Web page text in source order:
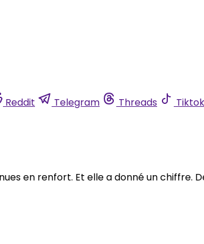
Reddit Telegram Threads Tiktok
en renfort. Et elle a donné un chiffre.